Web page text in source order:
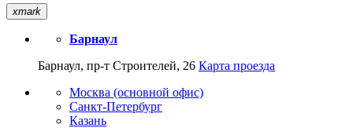
xmark
Барнаул
Барнаул, пр-т Строителей, 26 Карта проезда
Москва (основной офис)
Санкт-Петербург
Казань